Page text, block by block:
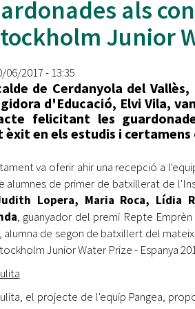
Oberta la convocatòria d'Ajuts per a
jove 2026
l'entorn de l'avinguda Catalunya
El FIT presenta el cartell de la seva 16a
tret de sortida al festival
l'eclipsi solar
als
Junior
06/2017 - 13:35
de Cerdanyola del Vallès,
d'Educació, Elvi Vila,
felicitant les
èxit en els estudis i
va oferir ahir una recepció a
alumnes de primer de batxillerat de
Lopera, Maria Roca, Lídia
, guanyador del premi Repte Emprèn
, alumna de segon de batxillert del
Junior Water Prize - Espanya
el projecte de l'equip Pangea,